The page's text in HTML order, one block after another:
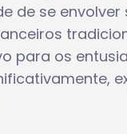
de se
para os